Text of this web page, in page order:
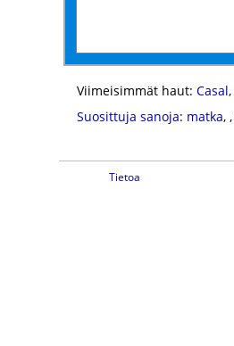
Viimeisimmät haut: Casal,
Suosittuja sanoja: matka, ,
Tietoa